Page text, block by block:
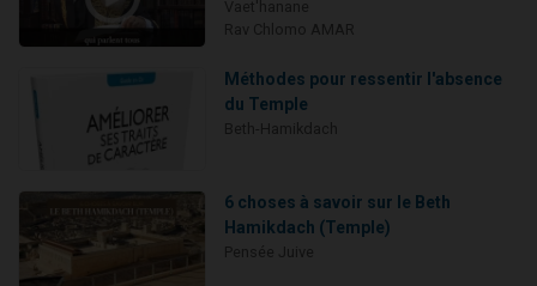
Méthodes pour ressentir l'absence
du Temple
6 choses à savoir sur le Beth
Hamikdach (Temple)